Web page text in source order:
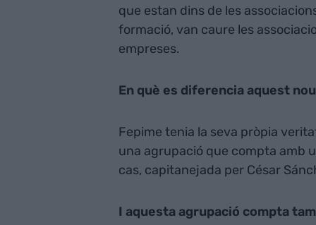
que estan dins de les
formació, van caure les
empreses.
En què es diferencia aquest
Fepime tenia la seva pròpia
una agrupació que compta amb
cas, capitanejada per César
I aquesta agrupació compta